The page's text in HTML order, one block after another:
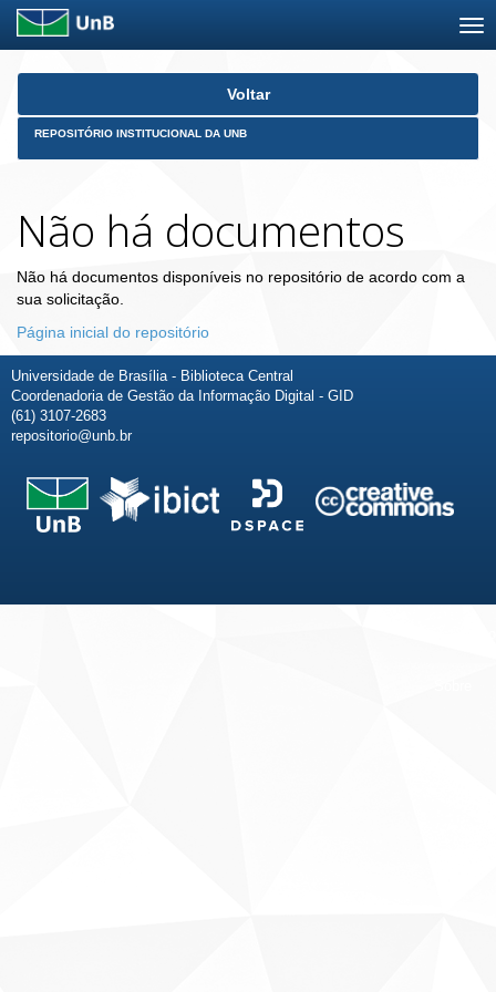
Skip
Voltar
REPOSITÓRIO INSTITUCIONAL DA UNB
Não há documentos
Não há documentos disponíveis no repositório de acordo com a
sua solicitação.
Página inicial do repositório
Universidade de Brasília - Biblioteca Central
Coordenadoria de Gestão da Informação Digital - GID
(61) 3107-2683
repositorio@unb.br